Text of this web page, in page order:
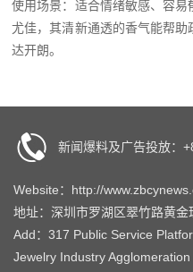
使用场景：适合情绪敏感、容
尤佳，其清新通透的香气能帮
达开朗。
新闻爆料及广告投放：
Website：http://
地址：深圳市罗湖区翠竹路黄
Add：317 Public Service
Jewelry Industry Agglomeration